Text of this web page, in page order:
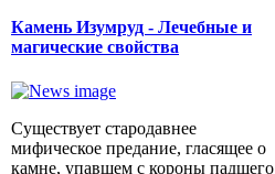
Камень Изумруд - Лечебные и
магические свойства
Существует стародавнее
мифическое предание, гласящее о
камне, упавшем с короны падшего